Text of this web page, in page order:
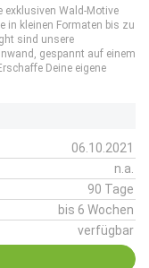
exklusiven Wald-Motive
in kleinen Formaten bis zu
sind unsere
gespannt auf einem
Deine eigene
06.10.2021
n.a.
90 Tage
bis 6 Wochen
verfügbar